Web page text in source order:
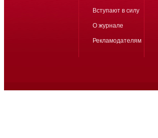
Вступают в силу
О журнале
Рекламодателям